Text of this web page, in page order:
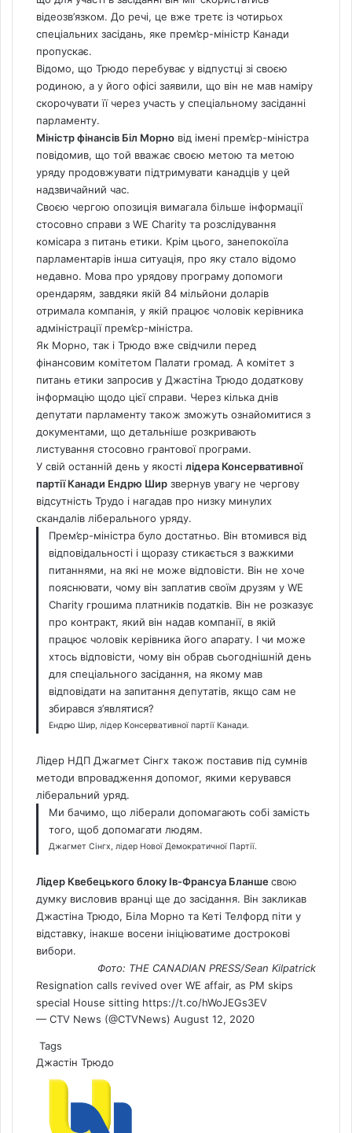
відеозв’язком. До речі, це вже третє із чотирьох
спеціальних засідань, яке прем’єр-міністр Канади
пропускає.
Відомо, що Трюдо перебуває у відпустці зі своєю
родиною, а у його офісі заявили, що він не мав наміру
скорочувати її через участь у спеціальному засіданні
парламенту.
Міністр фінансів Біл Морно від імені прем’єр-міністра
повідомив, що той вважає своєю метою та метою
уряду продовжувати підтримувати канадців у цей
надзвичайний час.
Своєю чергою опозиція вимагала більше інформації
стосовно справи з WE Charity та розслідування
комісара з питань етики. Крім цього, занепокоїла
парламентарів інша ситуація, про яку стало відомо
недавно. Мова про урядову програму допомоги
орендарям, завдяки якій 84 мільйони доларів
отримала компанія, у якій працює чоловік керівника
адміністрації прем’єр-міністра.
Як Морно, так і Трюдо вже свідчили перед
фінансовим комітетом Палати громад. А комітет з
питань етики запросив у Джастіна Трюдо додаткову
інформацію щодо цієї справи. Через кілька днів
депутати парламенту також зможуть ознайомитися з
документами, що детальніше розкривають
листування стосовно грантової програми.
У свій останній день у якості лідера Консервативної
партії Канади Ендрю Шир звернув увагу не чергову
відсутність Трудо і нагадав про низку минулих
скандалів ліберального уряду.
Прем’єр-міністра було достатньо. Він втомився від
відповідальності і щоразу стикається з важкими
питаннями, на які не може відповісти. Він не хоче
пояснювати, чому він заплатив своїм друзям у WE
Charity грошима платників податків. Він не розказує
про контракт, який він надав компанії, в якій
працює чоловік керівника його апарату. І чи може
хтось відповісти, чому він обрав сьогоднішній день
для спеціального засідання, на якому мав
відповідати на запитання депутатів, якщо сам не
збирався з’являтися?
Ендрю Шир, лідер Консервативної партії Канади.
Лідер НДП Джагмет Сінгх також поставив під сумнів
методи впровадження допомог, якими керувався
ліберальний уряд.
Ми бачимо, що ліберали допомагають собі замість
того, щоб допомагати людям.
Джагмет Сінгх, лідер Нової Демократичної Партії.
Лідер Квебецького блоку Ів-Франсуа Бланшесвою
думку висловив вранці ще до засідання. Він закликав
Джастіна Трюдо, Біла Морно та Кеті Телфорд піти у
відставку, інакше восени ініціюватиме дострокові
вибори.
Фото: THE CANADIAN PRESS/Sean Kilpatrick
Resignation calls revived over WE affair, as PM skips
special House sitting https://t.co/hWoJEGs3EV
— CTV News (@CTVNews) August 12, 2020
Tags
Джастін Трюдо